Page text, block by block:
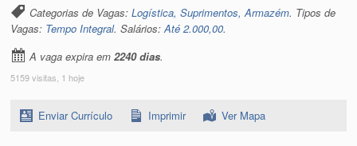
Categorias de Vagas:Logística, Suprimentos, Armazém. Tipos de
Vagas: Tempo Integral. Salários:Até 2.000,00.
A vaga expira em2240 dias.
5159 visitas, 1 hoje
Enviar Currículo Imprimir Ver Mapa